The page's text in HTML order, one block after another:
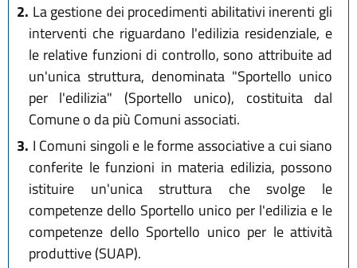
2. La gestione dei procedimenti abilitativi inerenti gli
interventi che riguardano l'edilizia residenziale, e
le relative funzioni di controllo, sono attribuite ad
un'unica struttura, denominata "Sportello unico
per l'edilizia" (Sportello unico), costituita dal
Comune o da più Comuni associati.
3. I Comuni singoli e le forme associative a cui siano
conferite le funzioni in materia edilizia, possono
istituire un'unica struttura che svolge le
competenze dello Sportello unico per l'edilizia e le
competenze dello Sportello unico per le attività
produttive (SUAP).